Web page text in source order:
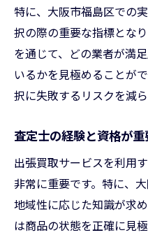
市場を知る
地元市場の相場
不必要なトラ
買取契約時に注
買取対象となる
福島区特有の市
大阪市福島区の出
者の特徴
高評価業者に共
特に、大阪市福島区での
択の際の重要な指標とな
を通じて、どの業者が満
いるかを見極めることが
択に失敗するリスクを減
査定士の経験と資格が
出張買取サービスを利用
非常に重要です。特に、
地域性に応じた知識が求
は商品の状態を正確に見